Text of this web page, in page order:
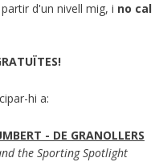
d'un nivell mig, i no
hi a:
- DE GRANOLLERS
the Sporting Spotlight